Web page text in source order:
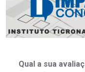
Qual a sua